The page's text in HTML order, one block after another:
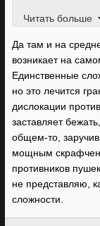
изучать. Так
Читать больше
Да там и на
возникает на
Единственные
но это лечится
дислокации
заставляет
общем-то,
мощным
противников
не представляю,
сложности.